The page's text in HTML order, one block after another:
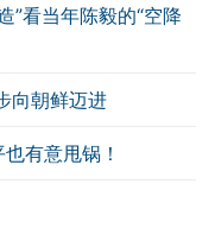
”看当年陈毅的“空降
向朝鲜迈进
有意甩锅！